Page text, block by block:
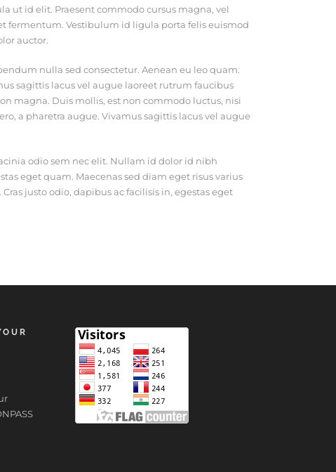
ut id elit. Praesent commodo cursus magna, vel
fermentum. Vestibulum id ligula porta felis euismod
auctor.
nulla sed consectetur. Aenean eu leo quam.
sagittis lacus vel augue laoreet rutrum faucibus
magna. Duis mollis, est non commodo luctus, nisi
a pharetra augue. Vivamus sagittis lacus vel augue
odio sem nec elit. Nullam id dolor id nibh
eget quam. Maecenas sed diam eget risus varius
justo odio, dapibus ac facilisis in, egestas eget